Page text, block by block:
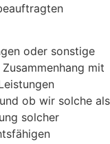
oder sonstige
mit
ob wir solche als
solcher